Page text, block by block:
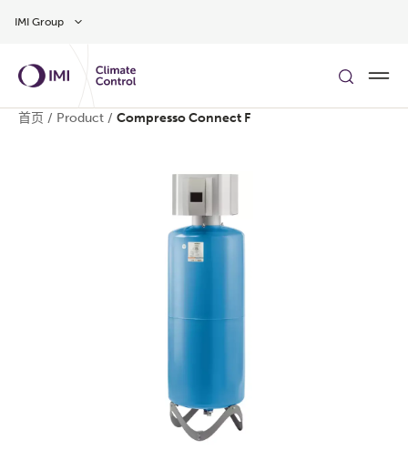
IMI Group
首页 / Product / Compresso Connect F